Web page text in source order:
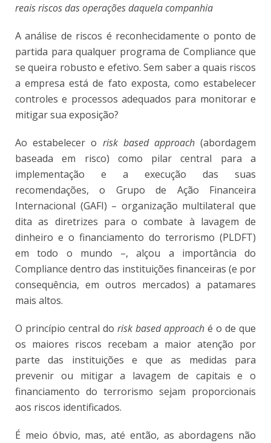
reais riscos das operações daquela companhia
A análise de riscos é reconhecidamente o ponto de
partida para qualquer programa de Compliance que
se queira robusto e efetivo. Sem saber a quais riscos
a empresa está de fato exposta, como estabelecer
controles e processos adequados para monitorar e
mitigar sua exposição?
Ao estabelecer o risk based approach (abordagem
baseada em risco) como pilar central para a
implementação e a execução das suas
recomendações, o Grupo de Ação Financeira
Internacional (GAFI) – organização multilateral que
dita as diretrizes para o combate à lavagem de
dinheiro e o financiamento do terrorismo (PLDFT)
em todo o mundo –, alçou a importância do
Compliance dentro das instituições financeiras (e por
consequência, em outros mercados) a patamares
mais altos.
O princípio central do risk based approach é o de que
os maiores riscos recebam a maior atenção por
parte das instituições e que as medidas para
prevenir ou mitigar a lavagem de capitais e o
financiamento do terrorismo sejam proporcionais
aos riscos identificados.
É meio óbvio, mas, até então, as abordagens não